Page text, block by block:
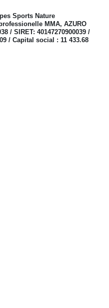
Sports Nature
MMA, AZURO
/ SIRET: 40147270900039 /
/ Capital social : 11 433.68